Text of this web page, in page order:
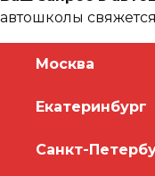
автошколы
Москва
Екатеринбург
Санкт-